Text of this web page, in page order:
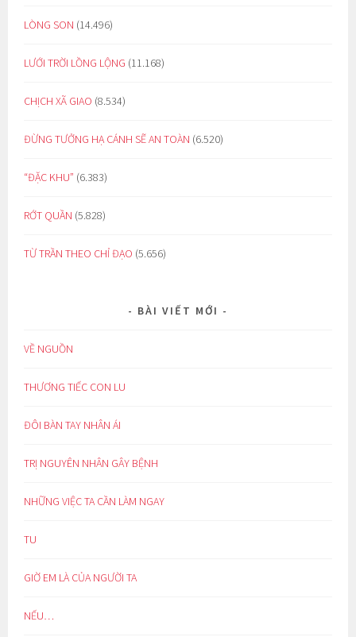
LÒNG SON (14.496)
LƯỚI TRỜI LỒNG LỘNG (11.168)
CHỊCH XÃ GIAO (8.534)
ĐỪNG TƯỞNG HẠ CÁNH SẼ AN TOÀN (6.520)
“ĐẶC KHU” (6.383)
RỚT QUẦN (5.828)
TỪ TRẦN THEO CHỈ ĐẠO (5.656)
BÀI VIẾT MỚI
VỀ NGUỒN
THƯƠNG TIẾC CON LU
ĐÔI BÀN TAY NHÂN ÁI
TRỊ NGUYÊN NHÂN GÂY BỆNH
NHỮNG VIỆC TA CẦN LÀM NGAY
TU
GIỜ EM LÀ CỦA NGƯỜI TA
NẾU…